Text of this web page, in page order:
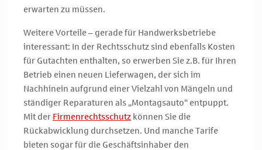
erwarten zu müssen.
Weitere Vorteile – gerade für Handwerksbetriebe
interessant: In der Rechtsschutz sind ebenfalls Kosten
für Gutachten enthalten, so erwerben Sie z.B. für Ihren
Betrieb einen neuen Lieferwagen, der sich im
Nachhinein aufgrund einer Vielzahl von Mängeln und
ständiger Reparaturen als „Montagsauto“ entpuppt.
Mit der Firmenrechtsschutz können Sie die
Rückabwicklung durchsetzen. Und manche Tarife
bieten sogar für die Geschäftsinhaber den